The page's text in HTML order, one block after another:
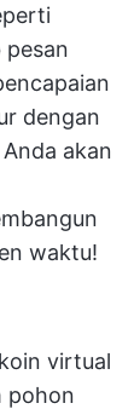
dengan
akan
waktu!
virtual
pohon